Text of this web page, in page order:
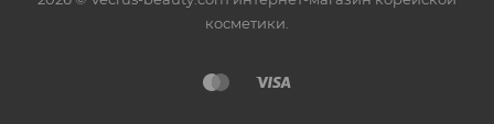
косметики.